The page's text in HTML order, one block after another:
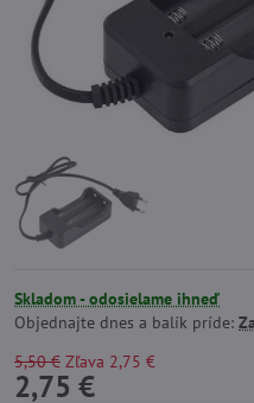
Skladom - odosielame ihneď
Objednajte dnes a balík príde:
5,50 € Zľava 2,75 €
2,75 €